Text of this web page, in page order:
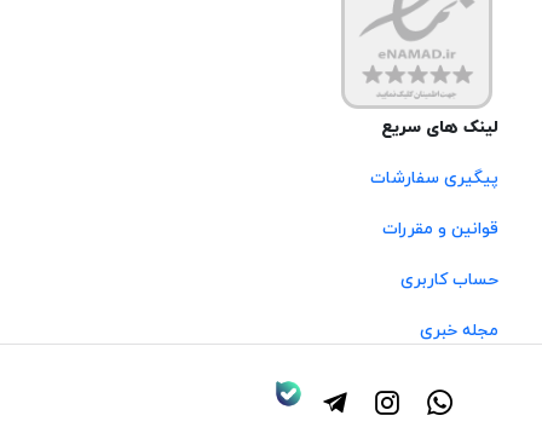
لینک های سریع
پیگیری سفارشات
قوانین و مقررات
حساب کاربری
مجله خبری